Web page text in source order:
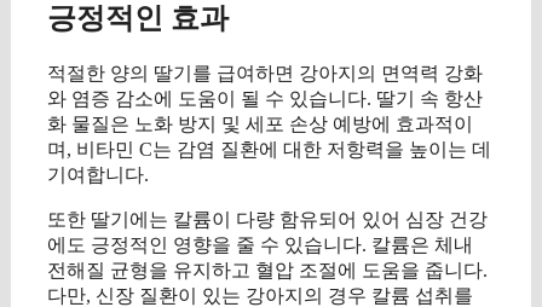
긍정적인 효과
적절한 양의 딸기를 급여하면 강아지의 면역력 강화
와 염증 감소에 도움이 될 수 있습니다. 딸기 속 항산
화 물질은 노화 방지 및 세포 손상 예방에 효과적이
며, 비타민 C는 감염 질환에 대한 저항력을 높이는 데
기여합니다.
또한 딸기에는 칼륨이 다량 함유되어 있어 심장 건강
에도 긍정적인 영향을 줄 수 있습니다. 칼륨은 체내
전해질 균형을 유지하고 혈압 조절에 도움을 줍니다.
다만, 신장 질환이 있는 강아지의 경우 칼륨 섭취를